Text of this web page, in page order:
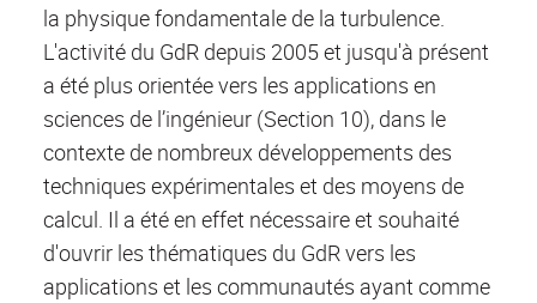
la physique fondamentale de la turbulence.
L'activité du GdR depuis 2005 et jusqu'à présent
a été plus orientée vers les applications en
sciences de l’ingénieur (Section 10), dans le
contexte de nombreux développements des
techniques expérimentales et des moyens de
calcul. Il a été en effet nécessaire et souhaité
d'ouvrir les thématiques du GdR vers les
applications et les communautés ayant comme